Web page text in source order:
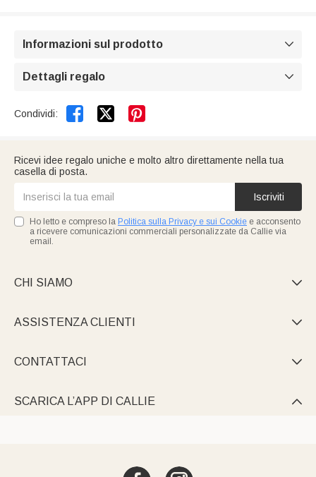
Informazioni sul prodotto 
Dettagli regalo 
Condividi:  
Ricevi idee regalo uniche e molto altro direttamente nella tua
casella di posta.
Iscriviti
Ho letto e compreso la Politica sulla Privacy e sui Cookie e acconsento
a ricevere comunicazioni commerciali personalizzate da Callie via
email.
CHI SIAMO 
ASSISTENZA CLIENTI 
CONTATTACI 
SCARICA L’APP DI CALLIE 